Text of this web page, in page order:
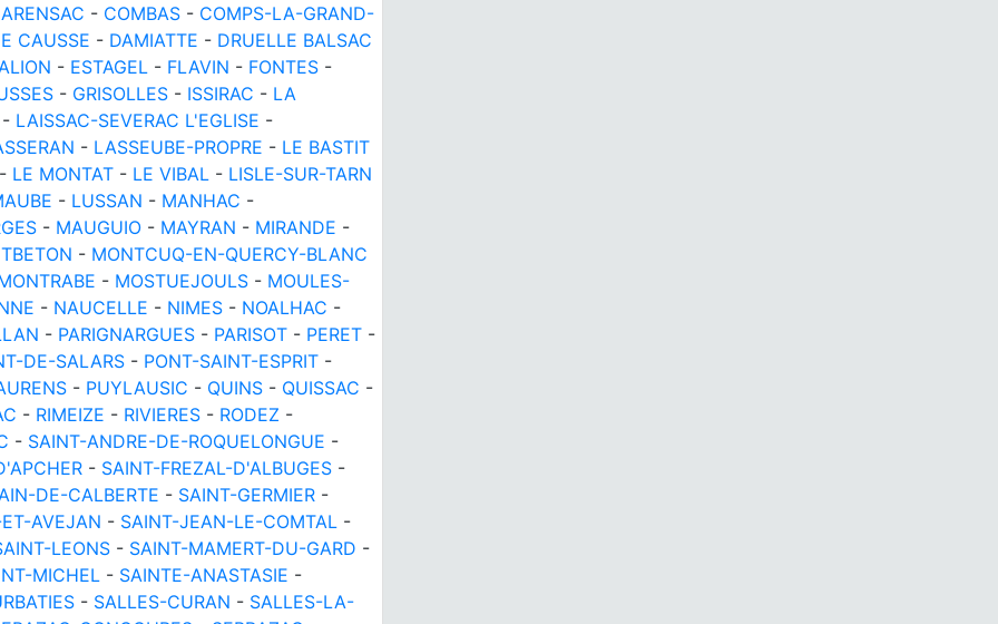
- COMBAS - COMPS-LA-GRAND-
CAUSSE - DAMIATTE - DRUELLE BALSAC
- ESTAGEL - FLAVIN - FONTES -
- GRISOLLES - ISSIRAC - LA
LAISSAC-SEVERAC L'EGLISE -
- LASSEUBE-PROPRE - LE BASTIT
LE MONTAT - LE VIBAL - LISLE-SUR-TARN
- LUSSAN - MANHAC -
- MAUGUIO - MAYRAN - MIRANDE -
- MONTCUQ-EN-QUERCY-BLANC
- MOSTUEJOULS - MOULES-
- NAUCELLE - NIMES - NOALHAC -
- PARIGNARGUES - PARISOT - PERET -
DE-SALARS - PONT-SAINT-ESPRIT -
- PUYLAUSIC - QUINS - QUISSAC -
- RIMEIZE - RIVIERES - RODEZ -
- SAINT-ANDRE-DE-ROQUELONGUE -
- SAINT-FREZAL-D'ALBUGES -
DE-CALBERTE - SAINT-GERMIER -
AVEJAN - SAINT-JEAN-LE-COMTAL -
LEONS - SAINT-MAMERT-DU-GARD -
MICHEL - SAINTE-ANASTASIE -
- SALLES-CURAN - SALLES-LA-